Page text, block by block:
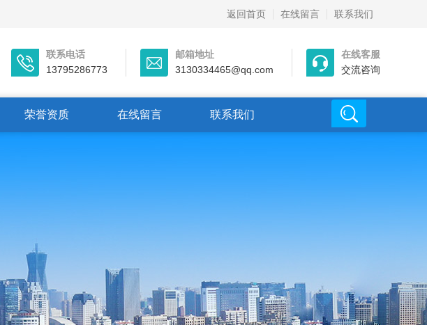
返回首页 在线留言 联系我们
联系电话
13795286773
邮箱地址
3130334465@qq.com
在线客服
交流咨询
荣誉资质 在线留言 联系我们